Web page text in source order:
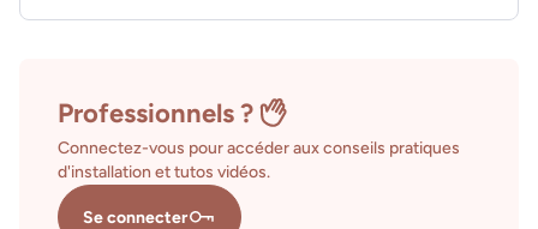
Professionnels ?
Connectez-vous pour accéder aux conseils pratiques
d'installation et tutos vidéos.
Se connecter